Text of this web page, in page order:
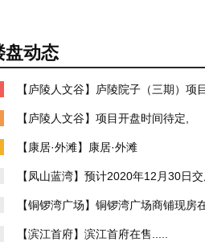
盘动态
【庐陵人文谷】庐陵院子（三期）项
【庐陵人文谷】项目开盘时间待定,
【康居·外滩】康居·外滩
【凤山蓝湾】预计2020年12月30日交
【铜锣湾广场】铜锣湾广场商铺现房
【滨江首府】滨江首府在售.....